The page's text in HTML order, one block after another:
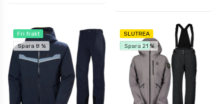
Fri frakt
Spara 8 %
SLUTREA
Fri frakt
Spara 21 %